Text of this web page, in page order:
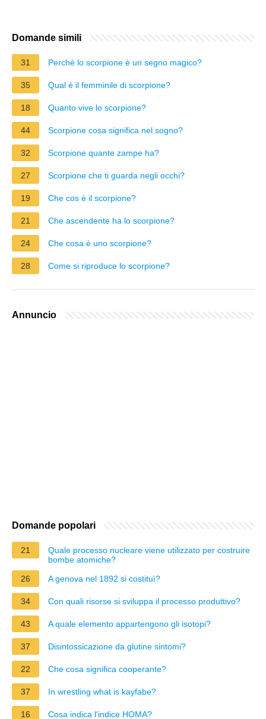
Domande simili
31 Perchè lo scorpione è un segno magico?
35 Qual è il femminile di scorpione?
18 Quanto vive lo scorpione?
44 Scorpione cosa significa nel sogno?
32 Scorpione quante zampe ha?
27 Scorpione che ti guarda negli occhi?
19 Che cos è il scorpione?
21 Che ascendente ha lo scorpione?
24 Che cosa è uno scorpione?
28 Come si riproduce lo scorpione?
Annuncio
Domande popolari
21
Quale processo nucleare viene utilizzato per costruire
bombe atomiche?
26
A genova nel 1892 si costituì?
34 Con quali risorse si sviluppa il processo produttivo?
43 A quale elemento appartengono gli isotopi?
37 Disintossicazione da glutine sintomi?
22 Che cosa significa cooperante?
37 In wrestling what is kayfabe?
16 Cosa indica l'indice HOMA?